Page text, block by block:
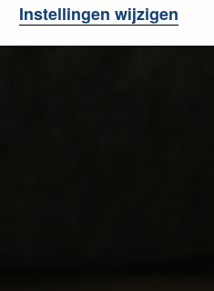
Instellingen wijzigen